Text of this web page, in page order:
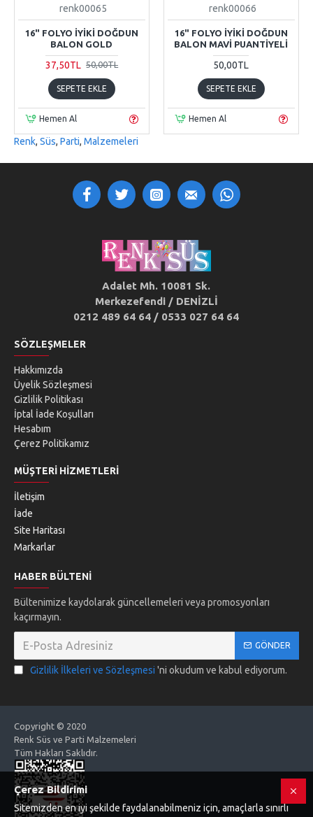
renk00065
16" FOLYO İYIKI DOĞDUN
BALON GOLD
37,50TL 50,00TL
SEPETE EKLE
Hemen Al
renk00066
16" FOLYO İYIKI DOĞDUN
BALON MAVI PUANTIYELI
50,00TL
SEPETE EKLE
Hemen Al
Renk, Süs, Parti, Malzemeleri
Adalet Mh. 10081 Sk.
Merkezefendi / DENİZLİ
0212 489 64 64 / 0533 027 64 64
SÖZLEŞMELER
Hakkımızda
Üyelik Sözleşmesi
Gizlilik Politikası
İptal İade Koşulları
Hesabım
Çerez Politikamız
MÜŞTERI HIZMETLERI
İletişim
İade
Site Haritası
Markarlar
HABER BÜLTENI
Bültenimize kaydolarak güncellemeleri veya promosyonları
kaçırmayın.
GÖNDER
Gizlilik İlkeleri ve Sözleşmesi 'ni okudum ve kabul ediyorum.
Copyright © 2020
Renk Süs ve Parti Malzemeleri
Tüm Hakları Saklıdır.
Çerez Bildirimi
Sitemizden en iyi şekilde faydalanabilmeniz için, amaçlarla sınırlı